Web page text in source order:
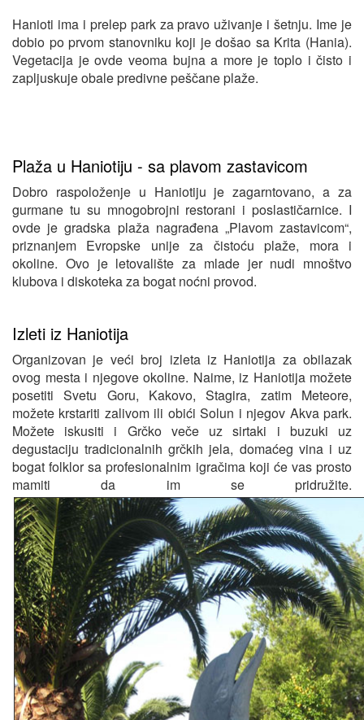
Hanioti ima i prelep park za pravo uživanje i šetnju. Ime je
dobio po prvom stanovniku koji je došao sa Krita (Hania).
Vegetacija je ovde veoma bujna a more je toplo i čisto i
zapljuskuje obale predivne peščane plaže.
Plaža u Haniotiju - sa plavom zastavicom
Dobro raspoloženje u Haniotiju je zagarntovano, a za
gurmane tu su mnogobrojni restorani i poslastičarnice. I
ovde je gradska plaža nagrađena „Plavom zastavicom“,
priznanjem Evropske unije za čistoću plaže, mora i
okoline. Ovo je letovalište za mlade jer nudi mnoštvo
klubova i diskoteka za bogat noćni provod.
Izleti iz Haniotija
Organizovan je veći broj izleta iz Haniotija za obilazak
ovog mesta i njegove okoline. Naime, iz Haniotija možete
posetiti Svetu Goru, Kakovo, Stagira, zatim Meteore,
možete krstariti zalivom ili obići Solun i njegov Akva park.
Možete iskusiti i Grčko veče uz sirtaki i buzuki uz
degustaciju tradicionalnih grčkih jela, domaćeg vina i uz
bogat folklor sa profesionalnim igračima koji će vas prosto
mamiti da im se pridružite.